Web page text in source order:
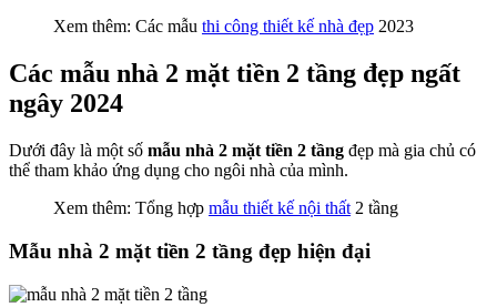
Xem thêm: Các mẫu thi công thiết kế nhà đẹp 2023
Các mẫu nhà 2 mặt tiền 2 tầng đẹp ngất
ngây 2024
Dưới đây là một số mẫu nhà 2 mặt tiền 2 tầng đẹp mà gia chủ có
thể tham khảo ứng dụng cho ngôi nhà của mình.
Xem thêm: Tổng hợp mẫu thiết kế nội thất 2 tầng
Mẫu nhà 2 mặt tiền 2 tầng đẹp hiện đại